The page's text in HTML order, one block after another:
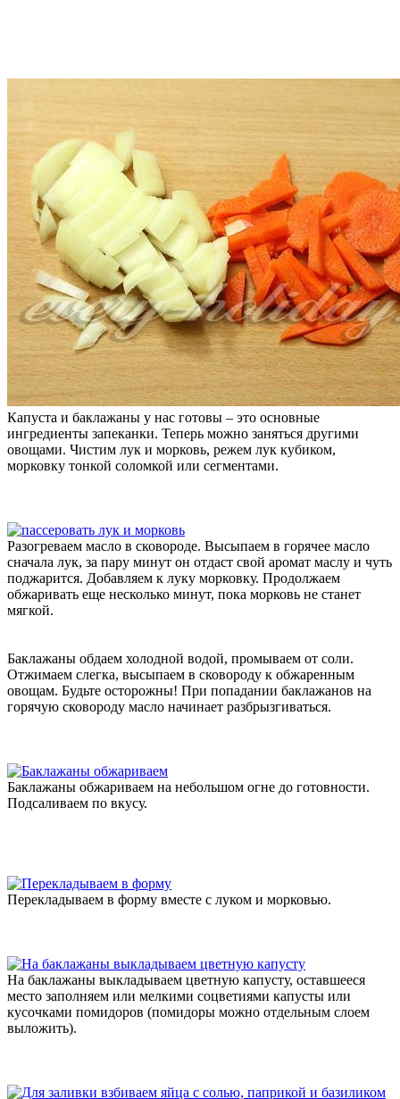
Капуста и баклажаны у нас готовы – это основные
ингредиенты запеканки. Теперь можно заняться другими
овощами. Чистим лук и морковь, режем лук кубиком,
морковку тонкой соломкой или сегментами.
Разогреваем масло в сковороде. Высыпаем в горячее масло
сначала лук, за пару минут он отдаст свой аромат маслу и чуть
поджарится. Добавляем к луку морковку. Продолжаем
обжаривать еще несколько минут, пока морковь не станет
мягкой.
Баклажаны обдаем холодной водой, промываем от соли.
Отжимаем слегка, высыпаем в сковороду к обжаренным
овощам. Будьте осторожны! При попадании баклажанов на
горячую сковороду масло начинает разбрызгиваться.
Баклажаны обжариваем на небольшом огне до готовности.
Подсаливаем по вкусу.
Перекладываем в форму вместе с луком и морковью.
На баклажаны выкладываем цветную капусту, оставшееся
место заполняем или мелкими соцветиями капусты или
кусочками помидоров (помидоры можно отдельным слоем
выложить).